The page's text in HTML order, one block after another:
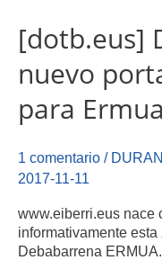
[dotb.eus]
nuevo
para
1 comentario /
2017-11-11
www.eiberri.eus nace
informativamente
Debabarrena